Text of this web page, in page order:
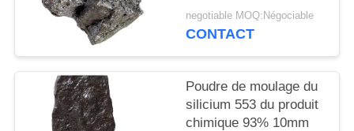
100mm
negotiable MOQ:Négociable
CONTACT
Poudre de moulage du
silicium 553 du produit
chimique 93% 10mm